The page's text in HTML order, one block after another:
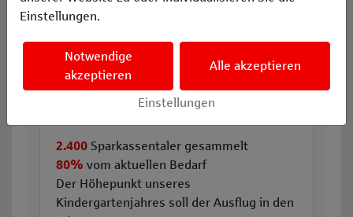
Einstellungen.
Notwendige
akzeptieren
Alle akzeptieren
Einstellungen
Kindergartenausflug
Kindergarten St. Korbinian
2.400 Sparkassentaler gesammelt
80% vom aktuellen Bedarf
Der Höhepunkt unseres
Kindergartenjahres soll der Ausflug in den